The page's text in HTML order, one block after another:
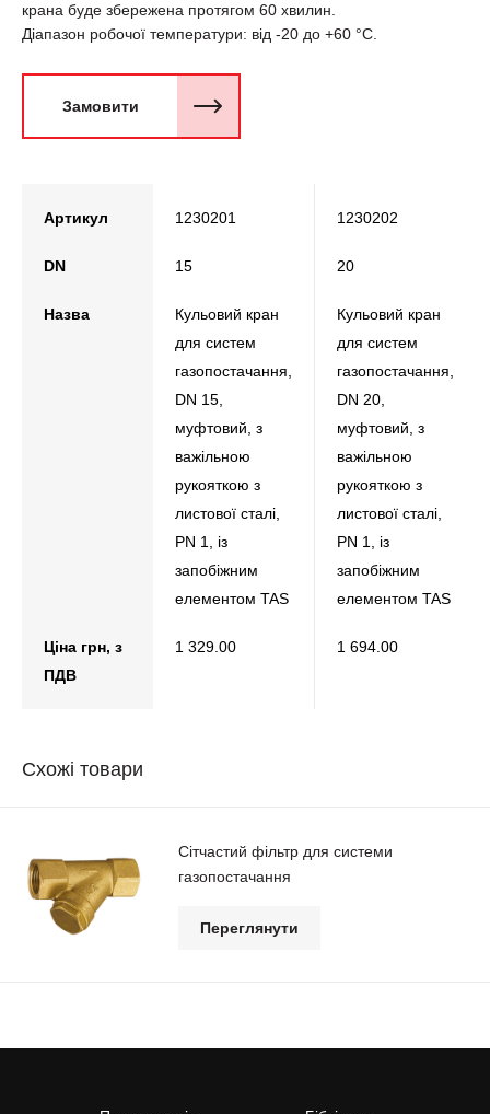
крана буде збережена протягом 60 хвилин.
Діапазон робочої температури: від -20 до +60 °С.
Замовити
Артикул 1230201 1230202
DN 15 20
Назва
Кульовий кран
для систем
газопостачання,
DN 15,
муфтовий, з
важільною
рукояткою з
листової сталі,
PN 1, із
запобіжним
елементом TAS
Кульовий кран
для систем
газопостачання,
DN 20,
муфтовий, з
важільною
рукояткою з
листової сталі,
PN 1, із
запобіжним
елементом TAS
Ціна грн, з
ПДВ
1 329.00 1 694.00
Схожі товари
Сітчастий фільтр для системи
газопостачання
Переглянути